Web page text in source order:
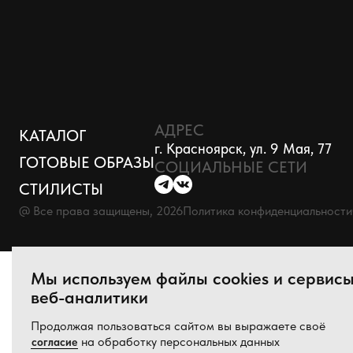
КАТАЛОГ
ГОТОВЫЕ ОБРАЗЫ
СТИЛИСТЫ
АДРЕС
г. Красноярск, ул. 9 Мая, 77
СОЦИАЛЬНЫЕ СЕТИ
@ Все права защищены, 2026Политика конфиденциальности
Мы используем файлы cookies и сервисы
веб-аналитики
Продолжая пользоваться сайтом вы выражаете своё
согласие на обработку персональных данных